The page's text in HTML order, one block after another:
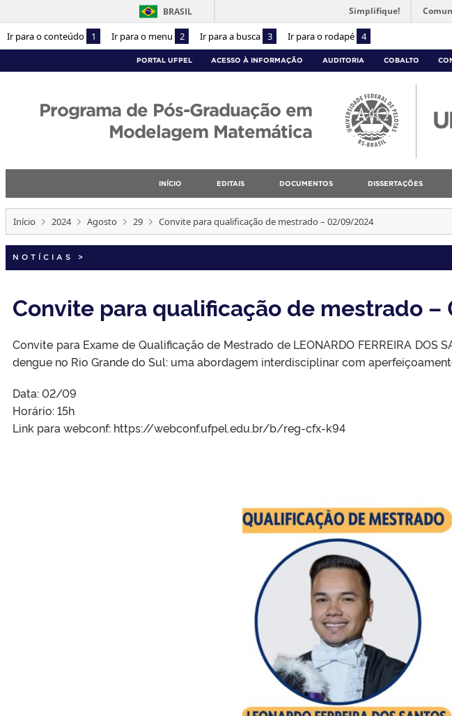
Ir para o conteúdo 1 Ir para o menu 2 Ir para a busca 3 Ir para o rodapé 4
BRASIL Simplifique!
PORTAL UFPEL ACESSO À INFORMAÇÃO AUDITORIA COBALTO
Programa de Pós-Graduação em
Modelagem Matemática
INÍCIO EDITAIS DOCUMENTOS DISSERTAÇÕES
Início 2024 Agosto 29 Convite para qualificação de mestrado – 02/09/2024
NOTÍCIAS >
Convite para qualificação de mestrado
Convite para Exame de Qualificação de Mestrado de LEONARDO FERREIRA
dengue no Rio Grande do Sul: uma abordagem interdisciplinar com
Data: 02/09
Horário: 15h
Link para webconf: https://webconf.ufpel.edu.br/b/reg-cfx-k94